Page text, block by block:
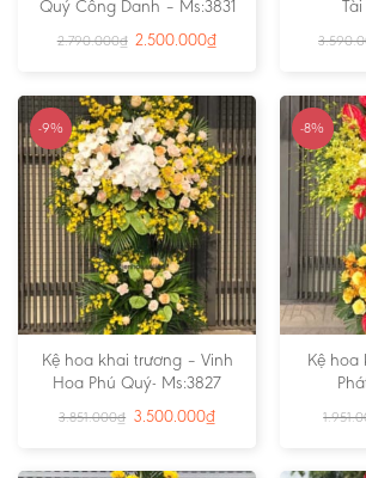
Quý Công Danh – Ms:3831
2.790.000₫ 2.500.000₫
-9%
Kệ hoa khai trương – Vinh
Hoa Phú Quý- Ms:3827
3.851.000₫ 3.500.000₫
-8%
Kệ hoa